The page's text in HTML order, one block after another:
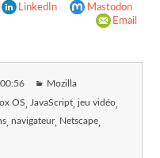
LinkedIn
Mastodon
Email
, 00:56 Mozilla
OS JavaScript jeu vidéo
navigateur Netscape